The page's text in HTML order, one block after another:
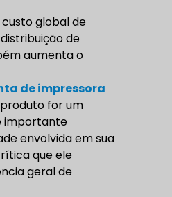
custo global de
de
aumenta o
de impressora
for um
importante
envolvida em sua
que ele
geral de